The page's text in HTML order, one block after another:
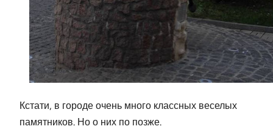
Кстати, в городе очень много классных веселых
памятников. Но о них по позже.